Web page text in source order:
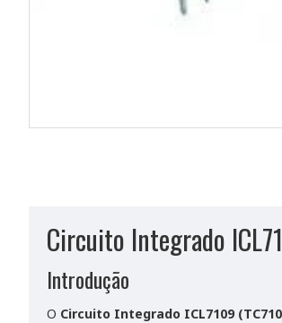
Circuito Integrado
Introdução
O Circuito Integrado ICL7109